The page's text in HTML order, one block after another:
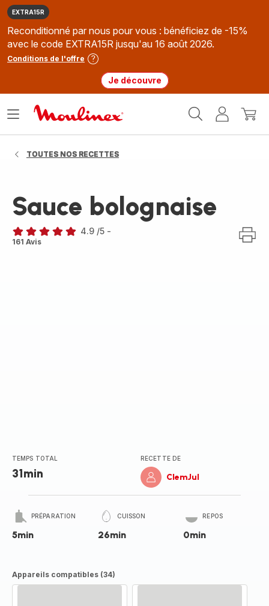
EXTRA15R
Reconditionné par nous pour vous : bénéficiez de -15%
avec le code EXTRA15R jusqu'au 16 août 2026.
Conditions de l'offre
Je découvre
MonMon
Ouvrir
TOUTES NOS RECETTES
Sauce bolognaise
ratings.4.9
4.9 /5 -
161 Avis
TEMPS TOTAL
31min
RECETTE DE
ClemJul
PRÉPARATION
5min
CUISSON
26min
REPOS
0min
Appareils compatibles (34)